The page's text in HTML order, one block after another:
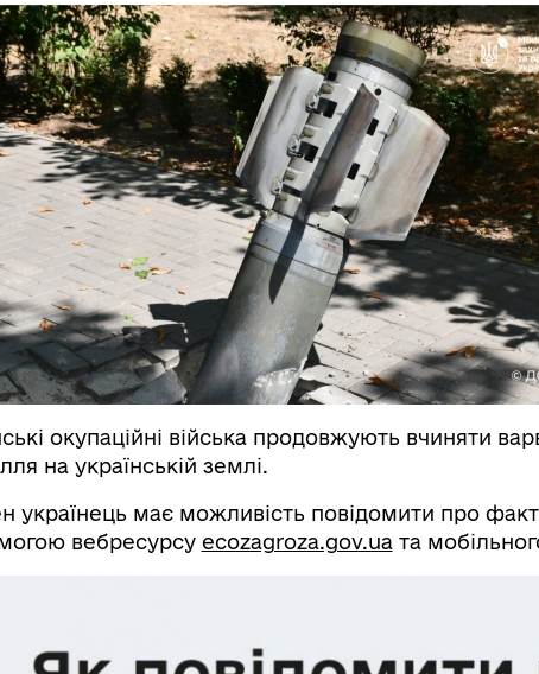
окупаційні війська продовжують вчиняти
на українській землі.
українець має можливість повідомити про факт
вебресурсу ecozagroza.gov.uaта